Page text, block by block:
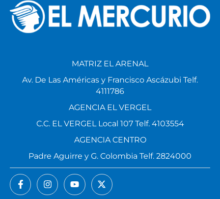
MATRIZ EL ARENAL
Av. De Las Américas y Francisco Ascázubi Telf.
4111786
AGENCIA EL VERGEL
C.C. EL VERGEL Local 107 Telf. 4103554
AGENCIA CENTRO
Padre Aguirre y G. Colombia Telf. 2824000